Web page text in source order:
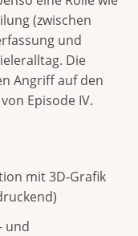
(zwischen
und
Die
Angriff auf den
Episode IV.
mit 3D-Grafik
und